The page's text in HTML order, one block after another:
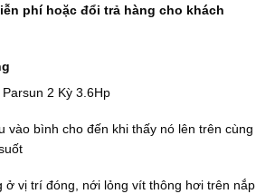
phí hoặc đổi trả hàng cho khách
2 Kỳ 3.6Hp
vào bình cho đến khi thấy nó lên trên cùng
ở vị trí đóng, nới lỏng vít thông hơi trên nắp